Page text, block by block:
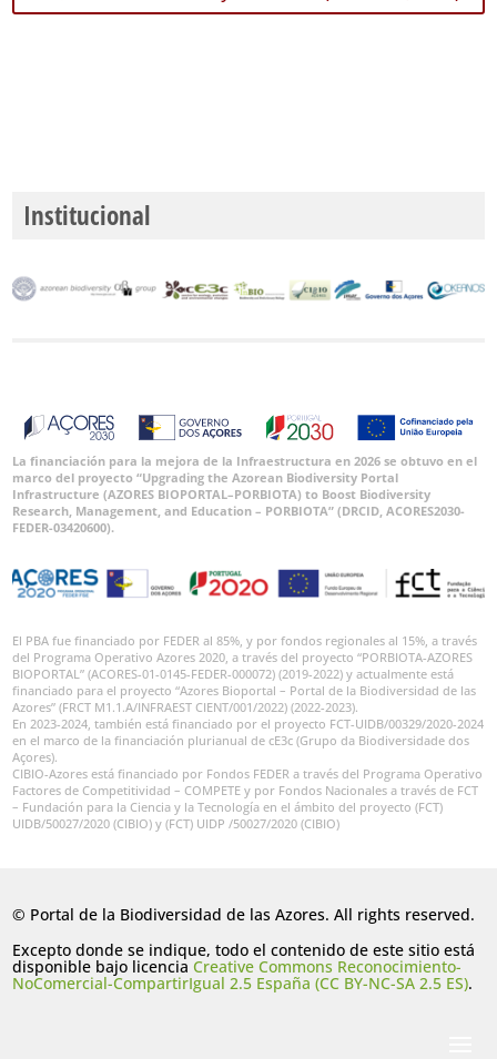
de
Rango
Ocurrencias
España
🔗 GBIF
World
Institucional
La financiación para la mejora de la Infraestructura en 2026 se obtuvo en el
marco del proyecto “Upgrading the Azorean Biodiversity Portal
Infrastructure (AZORES BIOPORTAL–PORBIOTA) to Boost Biodiversity
Research, Management, and Education – PORBIOTA” (DRCID, ACORES2030-
FEDER-03420600).
El PBA fue financiado por FEDER al 85%, y por fondos regionales al 15%, a través
del Programa Operativo Azores 2020, a través del proyecto “PORBIOTA-AZORES
BIOPORTAL” (ACORES-01-0145-FEDER-000072) (2019-2022) y actualmente está
financiado para el proyecto “Azores Bioportal – Portal de la Biodiversidad de las
Azores” (FRCT M1.1.A/INFRAEST CIENT/001/2022) (2022-2023).
En 2023-2024, también está financiado por el proyecto FCT-UIDB/00329/2020-2024
en el marco de la financiación plurianual de cE3c (Grupo da Biodiversidade dos
Açores).
CIBIO-Azores está financiado por Fondos FEDER a través del Programa Operativo
Factores de Competitividad – COMPETE y por Fondos Nacionales a través de FCT
– Fundación para la Ciencia y la Tecnología en el ámbito del proyecto (FCT)
UIDB/50027/2020 (CIBIO) y (FCT) UIDP /50027/2020 (CIBIO)
© Portal de la Biodiversidad de las Azores. All rights reserved.
Excepto donde se indique, todo el contenido de este sitio está
disponible bajo licenciaCreative Commons Reconocimiento-
NoComercial-CompartirIgual 2.5 España (CC BY-NC-SA 2.5 ES).